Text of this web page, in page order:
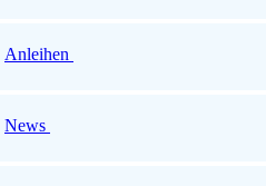
Anleihen
News